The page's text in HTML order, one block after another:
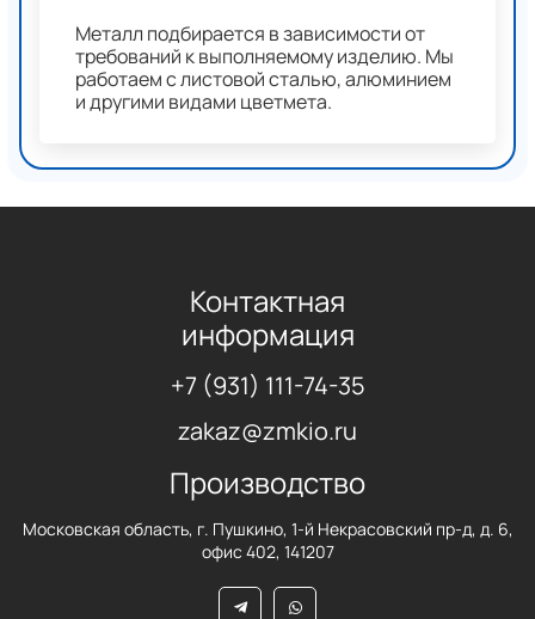
Металл подбирается в зависимости от
требований к выполняемому изделию. Мы
работаем с листовой сталью, алюминием
и другими видами цветмета.
Контактная
информация
+7 (931) 111-74-35
zakaz@zmkio.ru
Производство
Московская область, г. Пушкино, 1-й Некрасовский пр-д, д. 6,
офис 402, 141207